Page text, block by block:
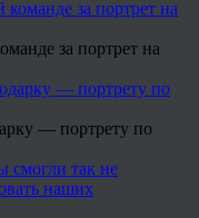
за портрет на
— портрету по